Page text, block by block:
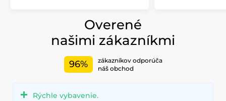
Overené
našimi zákazníkmi
96%
zákazníkov odporúča
náš obchod
Rýchle vybavenie.